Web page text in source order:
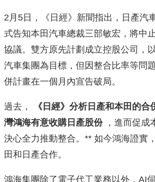
2月5日，《日經》新聞指出，日產汽
式告知本田汽車總裁三部敏宏，將中
協議。雙方原先計劃成立控股公司，
汽車集團為目標，但因整合比率等問
併計畫在一個月內宣告破局。
過去，
《日經》分析日產和本田的合
灣鴻海有意收購日產股份，進而促成
決心全力推動整合。** 如今鴻海證實
田和日產合作。
鴻海集團除了電子代工業務以外，AI